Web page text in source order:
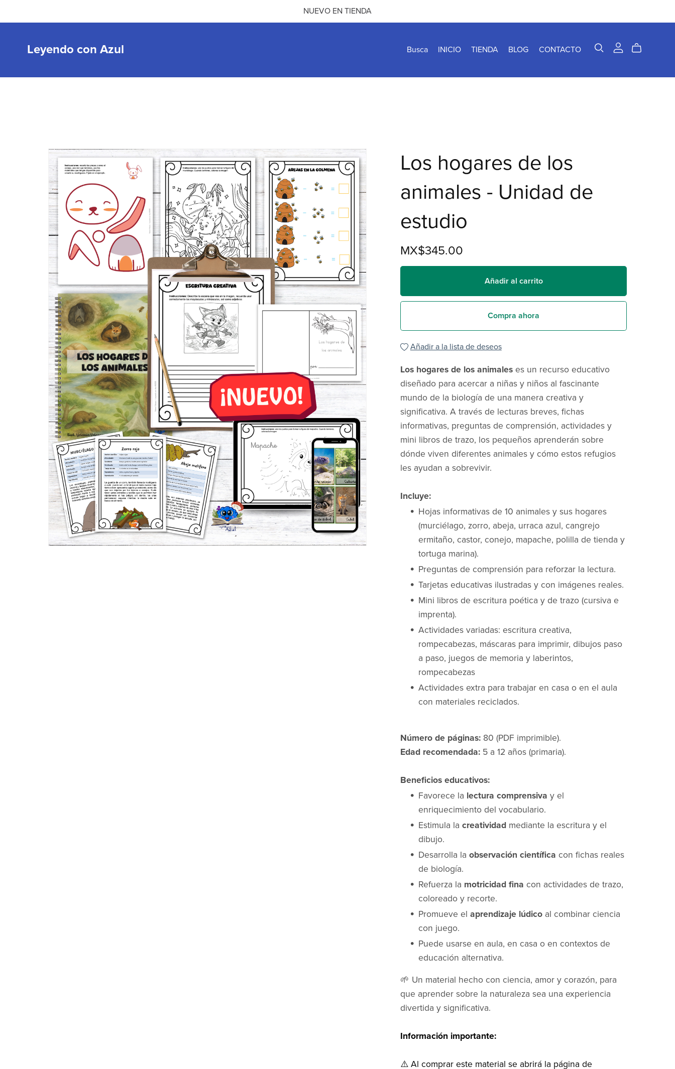
NUEVO EN TIENDA
Leyendo con Azul Busca INICIO TIENDA BLOG CONTACTO
Los hogares de los
animales - Unidad de
estudio
MX$345.00
Añadir al carrito
Compra ahora
Añadir a la lista de deseos
Los hogares de los animaleses un recurso educativo
diseñado para acercar a niñas y niños al fascinante
mundo de la biología de una manera creativa y
significativa. A través de lecturas breves, fichas
informativas, preguntas de comprensión, actividades y
mini libros de trazo, los pequeños aprenderán sobre
dónde viven diferentes animales y cómo estos refugios
les ayudan a sobrevivir.
Incluye:
Hojas informativas de 10 animales y sus hogares
(murciélago, zorro, abeja, urraca azul, cangrejo
ermitaño, castor, conejo, mapache, polilla de tienda y
tortuga marina).
Preguntas de comprensión para reforzar la lectura.
Tarjetas educativas ilustradas y con imágenes reales.
Mini libros de escritura poética y de trazo (cursiva e
imprenta).
Actividades variadas: escritura creativa,
rompecabezas, máscaras para imprimir, dibujos paso
a paso, juegos de memoria y laberintos,
rompecabezas
Actividades extra para trabajar en casa o en el aula
con materiales reciclados.
Número de páginas:80 (PDF imprimible).
Edad recomendada:5 a 12 años (primaria).
Beneficios educativos:
Favorece la lectura comprensiva y el
enriquecimiento del vocabulario.
Estimula lacreatividad mediante la escritura y el
dibujo.
Desarrolla laobservación científica con fichas reales
de biología.
Refuerza la motricidad fina con actividades de trazo,
coloreado y recorte.
Promueve elaprendizaje lúdico al combinar ciencia
con juego.
Puede usarse en aula, en casa o en contextos de
educación alternativa.
🌱 Un material hecho con ciencia, amor y corazón, para
que aprender sobre la naturaleza sea una experiencia
divertida y significativa.
Información importante:
⚠️ Al comprar este material se abrirá la página de